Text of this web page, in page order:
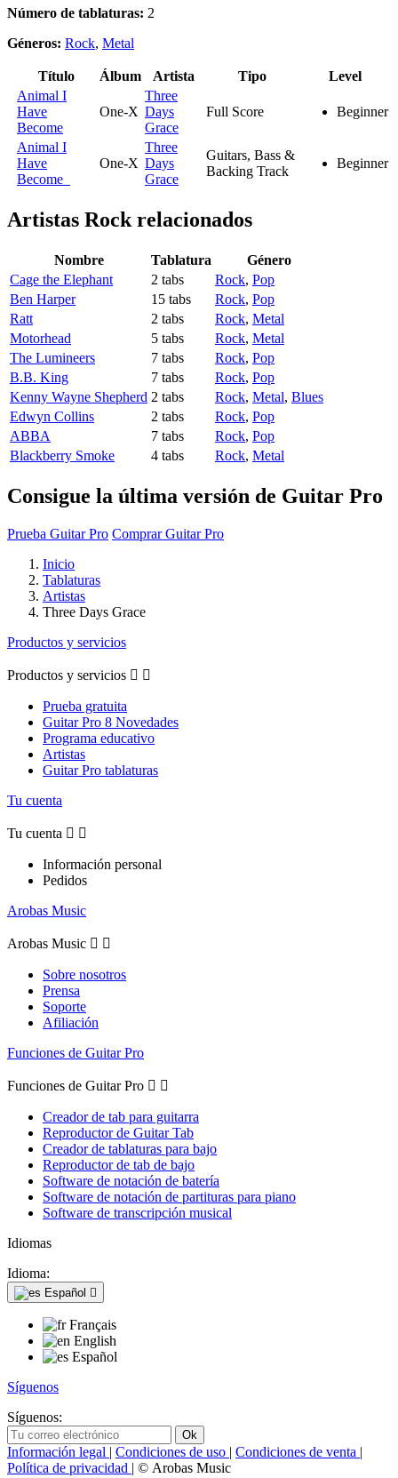
Número de tablaturas: 2
Géneros: Rock, Metal
Título Álbum Artista Tipo
Level
Animal I
Have
Become
One-X
Three
Days
Grace
Full Score Beginner
Animal I
Have
Become
One-X
Three
Days
Grace
Guitars, Bass &
Backing Track
Beginner
Artistas Rockrelacionados
Nombre Tablatura
Género
Cage the Elephant
2 tabs Rock, Pop
Ben Harper
15 tabs Rock, Pop
Ratt
2 tabs Rock, Metal
Motorhead
5 tabs Rock, Metal
The Lumineers
7 tabs Rock, Pop
B.B. King
7 tabs Rock, Pop
Kenny Wayne Shepherd 2 tabs Rock, Metal, Blues
Edwyn Collins
2 tabs Rock, Pop
ABBA
7 tabs Rock, Pop
Blackberry Smoke
4 tabs Rock, Metal
Consigue la última versión de Guitar Pro
Prueba Guitar Pro Comprar Guitar Pro
Inicio
Tablaturas
Artistas
Three Days Grace
Productos y servicios
Productos y servicios  
Prueba gratuita
Guitar Pro 8 Novedades
Programa educativo
Artistas
Guitar Pro tablaturas
Tu cuenta
Tu cuenta  
Información personal
Pedidos
Arobas Music
Arobas Music  
Sobre nosotros
Prensa
Soporte
Afiliación
Funciones de Guitar Pro
Funciones de Guitar Pro  
Creador de tab para guitarra
Reproductor de Guitar Tab
Creador de tablaturas para bajo
Reproductor de tab de bajo
Software de notación de batería
Software de notación de partituras para piano
Software de transcripción musical
Idiomas
Idioma:
Español 
Français
English
Español
Síguenos
Síguenos:
Información legal | Condiciones de uso | Condiciones de venta |
Política de privacidad | © Arobas Music